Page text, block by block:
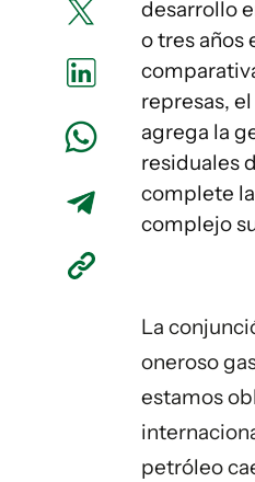
desarrollo
o tres años
represas,
agrega la
residuales
complete
complejo
La
oneroso
estamos
petróleo